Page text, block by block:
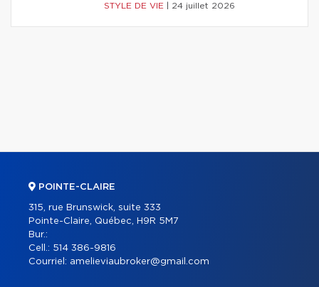
STYLE DE VIE 24 juillet 2026
POINTE-CLAIRE
315, rue Brunswick, suite 333
Pointe-Claire, Québec, H9R 5M7
Bur.:
Cell.: 514 386-9816
Courriel: amelieviaubroker@gmail.com